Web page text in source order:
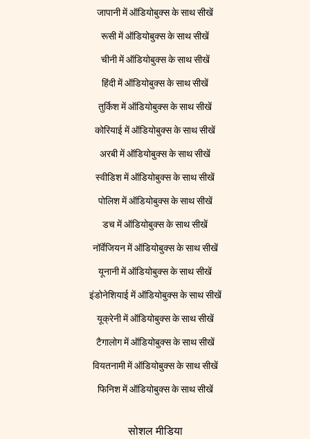
जापानी में ऑडियोबुक्स के साथ सीखें
रूसी में ऑडियोबुक्स के साथ सीखें
चीनी में ऑडियोबुक्स के साथ सीखें
हिंदी में ऑडियोबुक्स के साथ सीखें
तुर्किश में ऑडियोबुक्स के साथ सीखें
कोरियाई में ऑडियोबुक्स के साथ सीखें
अरबी में ऑडियोबुक्स के साथ सीखें
स्वीडिश में ऑडियोबुक्स के साथ सीखें
पोलिश में ऑडियोबुक्स के साथ सीखें
डच में ऑडियोबुक्स के साथ सीखें
नॉर्वेजियन में ऑडियोबुक्स के साथ सीखें
यूनानी में ऑडियोबुक्स के साथ सीखें
इंडोनेशियाई में ऑडियोबुक्स के साथ सीखें
यूक्रेनी में ऑडियोबुक्स के साथ सीखें
टैगालोग में ऑडियोबुक्स के साथ सीखें
वियतनामी में ऑडियोबुक्स के साथ सीखें
फिनिश में ऑडियोबुक्स के साथ सीखें
सोशल मीडिया